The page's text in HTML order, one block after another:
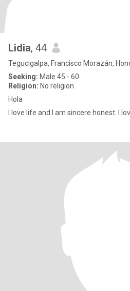
Lidia, 44
Tegucigalpa, Francisco Morazán,
Seeking: Male 45 - 60
Religion: No religion
Hola
I love life and I am sincere honest. I